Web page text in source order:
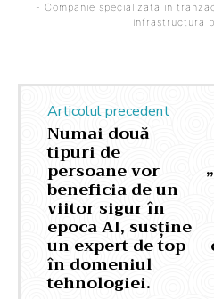
- Companie specializata in
infrastructura
Articolul precedent
Numai două
tipuri de
persoane vor
beneficia de un
viitor sigur în
epoca AI, susține
un expert de top
în domeniul
tehnologiei.